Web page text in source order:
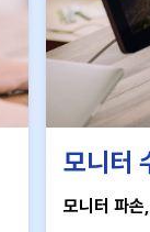
모니터
모니터 파손